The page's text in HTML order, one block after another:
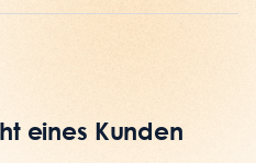
eines Kunden